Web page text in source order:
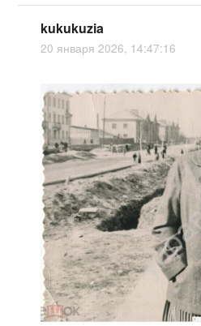
kukukuzia
20 января 2026, 14:47:16